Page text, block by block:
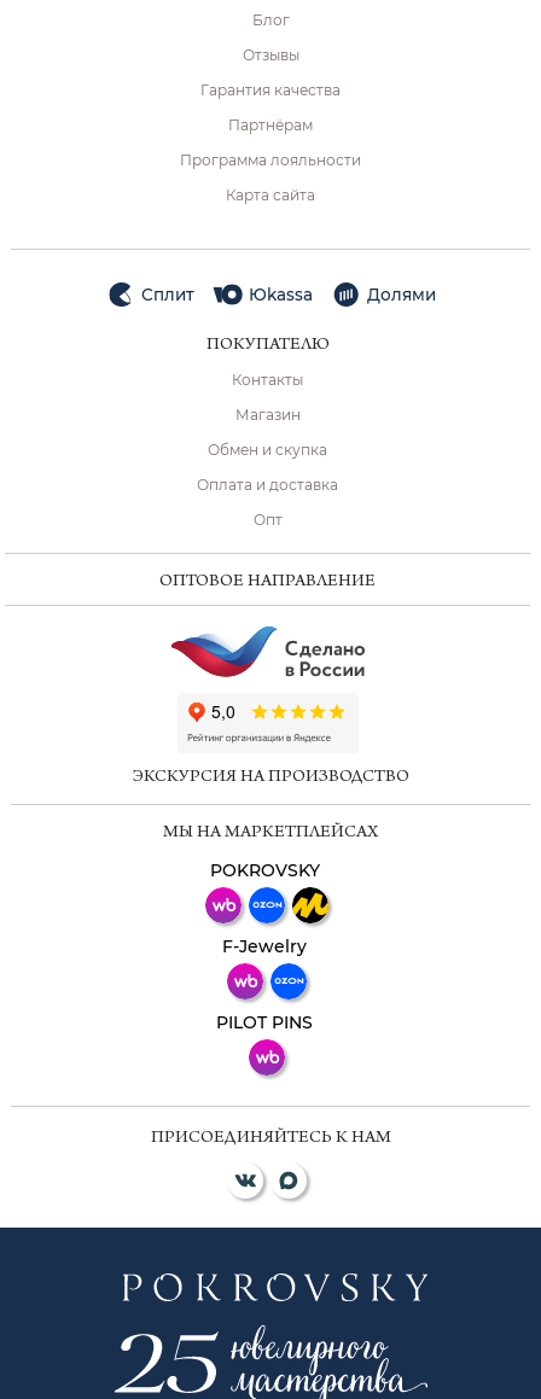
Блог
Отзывы
Гарантия качества
Партнёрам
Программа лояльности
Карта сайта
Сплит Юkassa Долями
ПОКУПАТЕЛЮ
Контакты
Магазин
Обмен и скупка
Оплата и доставка
Опт
ОПТОВОЕ НАПРАВЛЕНИЕ
ЭКСКУРСИЯ НА ПРОИЗВОДСТВО
МЫ НА МАРКЕТПЛЕЙСАХ
POKROVSKY
F-Jewelry
PILOT PINS
ПРИСОЕДИНЯЙТЕСЬ К НАМ